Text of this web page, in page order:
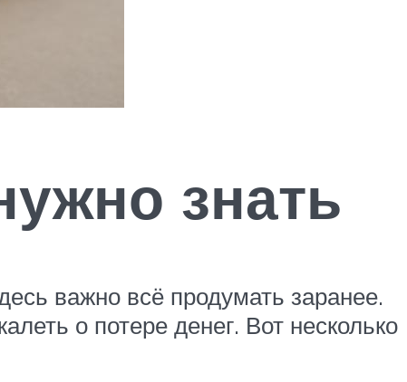
знать
важно всё продумать заранее.
о потере денег. Вот несколько